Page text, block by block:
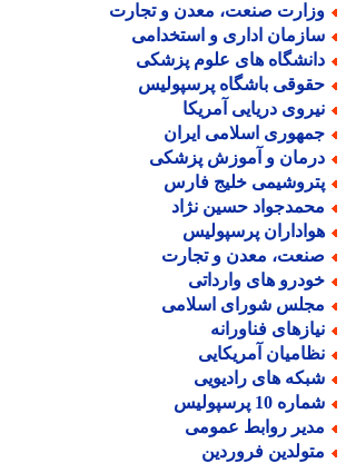
صنعت، معدن و تجارت
اداری و استخدامی
های علوم پزشکی
باشگاه پرسپولیس
دریایی آمریکا
اسلامی ایران
و آموزش پزشکی
خلیج فارس
حسین نژاد
پرسپولیس
معدن و تجارت
های وارداتی
شورای اسلامی
فناورانه
آمریکایی
های رادیویی
10 پرسپولیس
روابط عمومی
فروردین